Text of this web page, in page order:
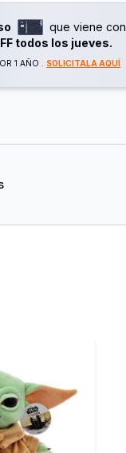
que viene con
todos los jueves.
1 AÑO . SOLICITALA AQUÍ